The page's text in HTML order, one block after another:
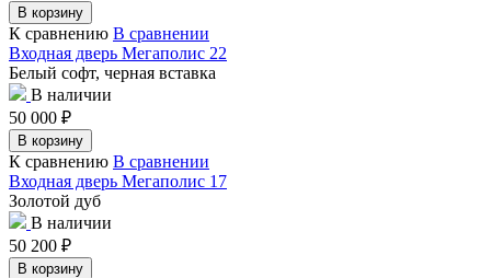
В корзину
К сравнению В сравнении
Входная дверь Мегаполис 22
Белый софт, черная вставка
В наличии
50 000 ₽
В корзину
К сравнению В сравнении
Входная дверь Мегаполис 17
Золотой дуб
В наличии
50 200 ₽
В корзину